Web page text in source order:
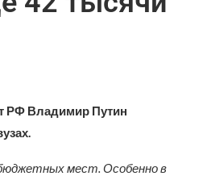
РФ Владимир Путин
мест. Особенно в